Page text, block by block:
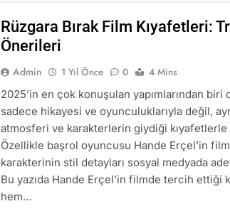
Rüzgara Bırak Film Kıyafetleri:
Önerileri
Admin 1 Yıl Önce 0
4 Mins
2025’in en çok konuşulan yapımlarından biri
sadece hikayesi ve oyunculuklarıyla değil,
atmosferi ve karakterlerin giydiği kıyafetlerle
Özellikle başrol oyuncusu Hande Erçel’in
karakterinin stil detayları sosyal medyada
Bu yazıda Hande Erçel’in filmde tercih ettiği
hem…